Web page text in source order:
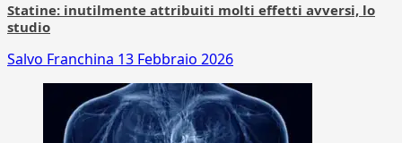
Statine: inutilmente attribuiti molti effetti avversi, lo
studio
Salvo Franchina 13 Febbraio 2026